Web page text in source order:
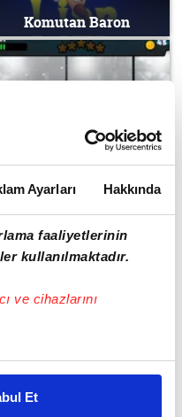
Ayarları Hakkında
faaliyetlerinin
kullanılmaktadır.
ve cihazlarını
sizlere özel
Bunu yaparken
Et
Komutan Baron
Modern Hapishane
Askeri Görev